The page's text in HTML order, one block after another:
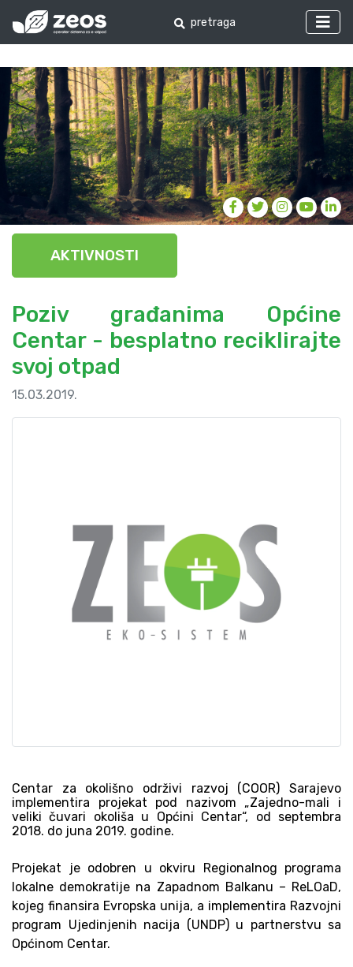
AKTIVNOSTI
Poziv građanima Općine
Centar - besplatno reciklirajte
svoj otpad
15.03.2019.
Centar za okolišno održivi razvoj (COOR) Sarajevo
implementira projekat pod nazivom „Zajedno-mali i
veliki čuvari okoliša u Općini Centar“, od septembra
2018. do juna 2019. godine.
Projekat je odobren u okviru Regionalnog programa
lokalne demokratije na Zapadnom Balkanu – ReLOaD,
kojeg finansira Evropska unija, a implementira Razvojni
program Ujedinjenih nacija (UNDP) u partnerstvu sa
Općinom Centar.